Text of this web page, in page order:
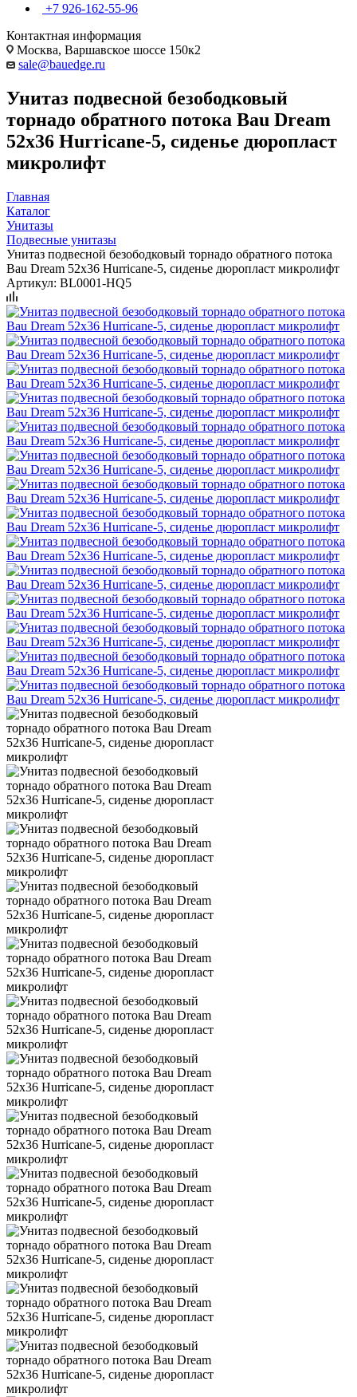
+7 926-162-55-96
Контактная информация
Москва, Варшавское шоссе 150к2
sale@bauedge.ru
Унитаз подвесной безободковый
торнадо обратного потока Bau Dream
52х36 Hurricane-5, сиденье дюропласт
микролифт
Главная
Каталог
Унитазы
Подвесные унитазы
Унитаз подвесной безободковый торнадо обратного потока
Bau Dream 52х36 Hurricane-5, сиденье дюропласт микролифт
Артикул: BL0001-HQ5